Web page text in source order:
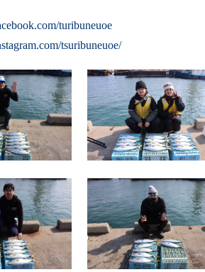
turibuneuoe
tsuribuneuoe/